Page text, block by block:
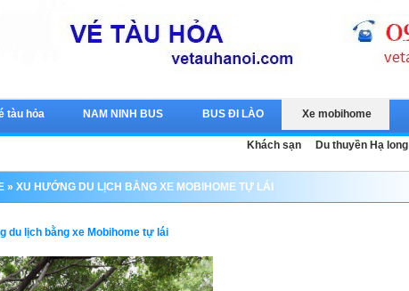
tàu hỏa NAM NINH BUS BUS ĐI LÀO Xe mobihome
Khách sạn Du thuyền Hạ long
» XU HƯỚNG DU LỊCH BẰNG XE MOBIHOME TỰ LÁI
du lịch bằng xe Mobihome tự lái